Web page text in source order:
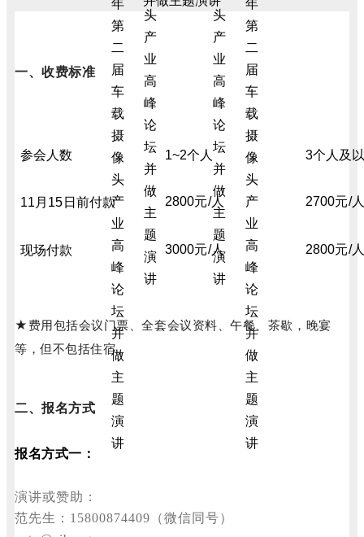
一、收费标准
参会人数 1~2个人 3个人及
11月15日前付款 2800元/人 2700元/人
现场付款 3000元/人 2800元/人
★费用包括会议门票、全套会议资料、午餐、茶歇，晚宴
等，但不包括住宿。
二、报名方式
报名方式一：
演讲或赞助：
范先生：15800874409（微信同号）